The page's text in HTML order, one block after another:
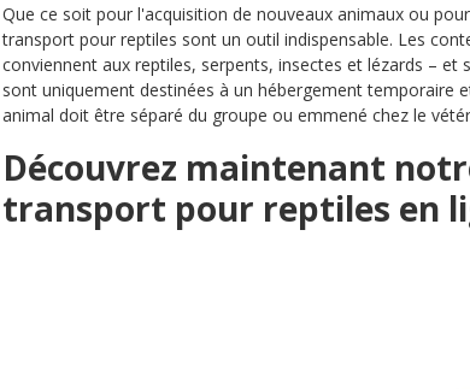
Que ce soit pour l'acquisition de nouveaux animaux ou
transport pour reptiles sont un outil indispensable. Les
conviennent aux reptiles, serpents, insectes et lézards –
sont uniquement destinées à un hébergement temporaire
animal doit être séparé du groupe ou emmené chez le
Découvrez maintenant
transport pour reptiles en